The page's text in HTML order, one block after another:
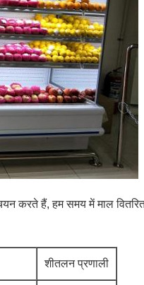
करते हैं, हम समय में माल
शीतलन प्रणाली